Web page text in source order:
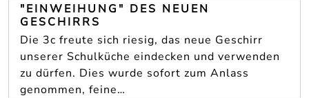
"EINWEIHUNG" DES NEUEN
GESCHIRRS
Die 3c freute sich riesig, das neue Geschirr
unserer Schulküche eindecken und verwenden
zu dürfen. Dies wurde sofort zum Anlass
genommen, feine…